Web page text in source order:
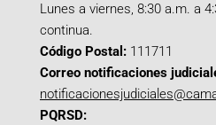
Lunes a viernes, 8:30 a.m. a
continua.
Código Postal: 111711
Correo notificaciones
PQRSD: